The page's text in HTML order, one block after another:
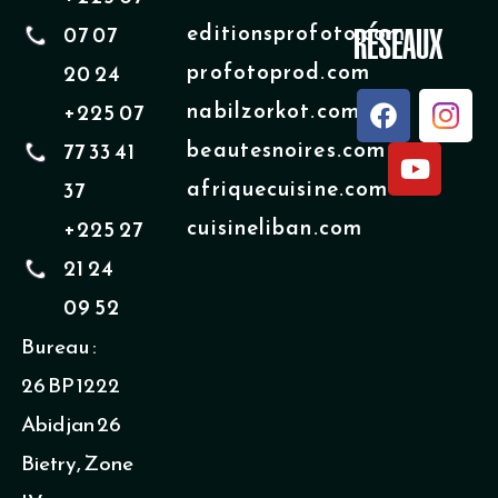
07 07
20 24
+225 07
77 33 41
37
+225 27
21 24
09 52
Bureau :
26 BP 1222
Abidjan 26
Bietry, Zone
editionsprofoto.com
profotoprod.com
nabilzorkot.com
beautesnoires.com
afriquecuisine.com
cuisineliban.com
RÉSEAUX
F
a
c
e
Y
u
t